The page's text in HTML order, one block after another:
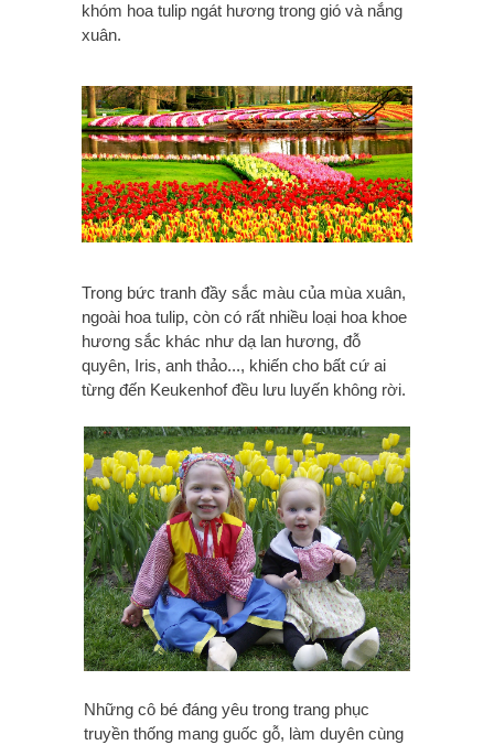
khóm hoa tulip ngát hương trong gió và nắng
xuân.
Trong bức tranh đầy sắc màu của mùa xuân,
ngoài hoa tulip, còn có rất nhiều loại hoa khoe
hương sắc khác như dạ lan hương, đỗ
quyên, Iris, anh thảo..., khiến cho bất cứ ai
từng đến Keukenhof đều lưu luyến không rời.
Những cô bé đáng yêu trong trang phục
truyền thống mang guốc gỗ, làm duyên cùng